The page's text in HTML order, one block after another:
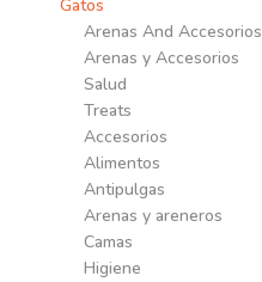
Gatos
Arenas And Accesorios
Arenas y Accesorios
Salud
Treats
Accesorios
Alimentos
Antipulgas
Arenas y areneros
Camas
Higiene